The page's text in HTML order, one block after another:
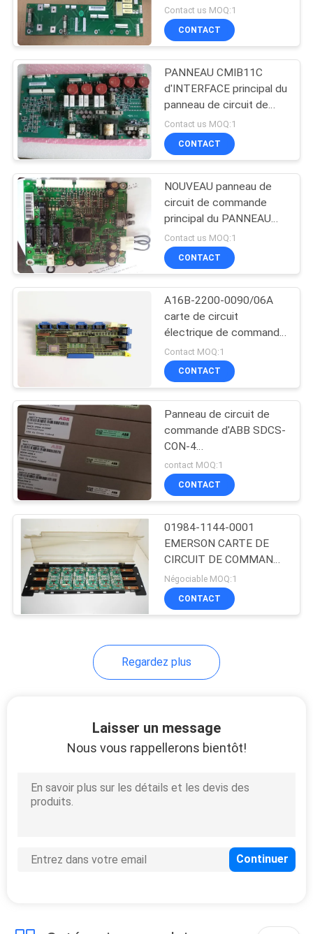
CAS
DEMANDE
DE
SOUMISSION
PLAN
DU
SITE
POLITIQUE
EN
MATIÈRE
DE
PROTECTION
LA
VIE
PRIVÉE
d'INTERFACE d'ABB
CMRB11C MC pour
ACS800
Contact us MOQ:1
CONTACT
PANNEAU CMIB11C
d'INTERFACE principal du
panneau de circuit de
commande d'ABB CMIB-
11C MC NOUVEAU
Contact us MOQ:1
CONTACT
NOUVEAU panneau de
circuit de commande
principal du PANNEAU
CINT-01C d'INTERFACE
d'ABB CINT01C pour
ACS800
Contact us MOQ:1
CONTACT
A16B-2200-0090/06A
carte de circuit
électrique de commande
Fanuc 4 carte d'axe 15A
CONTROL 50HZ/60HZ
Contact MOQ:1
CONTACT
Panneau de circuit de
commande d'ABB SDCS-
CON-4
3ADT313900R1501
contact MOQ:1
CONTACT
01984-1144-0001
EMERSON CARTE DE
CIRCUIT DE COMMANDE
RS3 POUR BUS DE
DISTRIBUTION
D'ALIMENTATION CC
Négociable MOQ:1
CONTACT
Regardez plus
Laisser un message
Nous vous rappellerons bientôt!